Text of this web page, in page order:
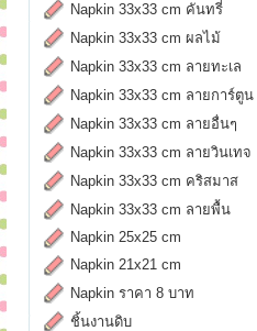
Napkin 33x33 cm คันทรี่
Napkin 33x33 cm ผลไม้
Napkin 33x33 cm ลายทะเล
Napkin 33x33 cm ลายการ์ตูน
Napkin 33x33 cm ลายอื่นๆ
Napkin 33x33 cm ลายวินเทจ
Napkin 33x33 cm คริสมาส
Napkin 33x33 cm ลายพื้น
Napkin 25x25 cm
Napkin 21x21 cm
Napkin ราคา 8 บาท
ชิ้นงานดิบ